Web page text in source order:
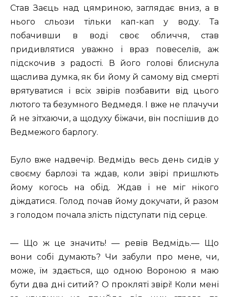
Став Заєць над цямриною, заглядає вниз, а в
нього сльози тільки кап-кап у воду. Та
побачивши в воді своє обличчя, став
придивлятися уважно і враз повеселів, аж
підскочив з радості. В його голові блиснула
щаслива думка, як би йому й самому від смерті
врятуватися і всіх звірів позбавити від цього
лютого та безумного Ведмедя. І вже не плачучи
й не зітхаючи, а щодуху біжачи, він поспішив до
Ведмежого барлогу.
Було вже надвечір. Ведмідь весь день сидів у
своєму барлозі та ждав, коли звірі пришлють
йому когось на обід. Ждав і не міг нікого
діждатися. Голод почав йому докучати, й разом
з голодом почала злість підступати під серце.
— Що ж це значить! — ревів Ведмідь.— Що
вони собі думають? Чи забули про мене, чи,
може, їм здається, що одною Вороною я маю
бути два дні ситий? О прокляті звірі! Коли мені